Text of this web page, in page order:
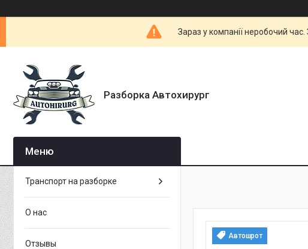
Зараз у компанії неробочий
Разборка Автохирург
Автошрот
Транспорт на разборке
О нас
Отзывы